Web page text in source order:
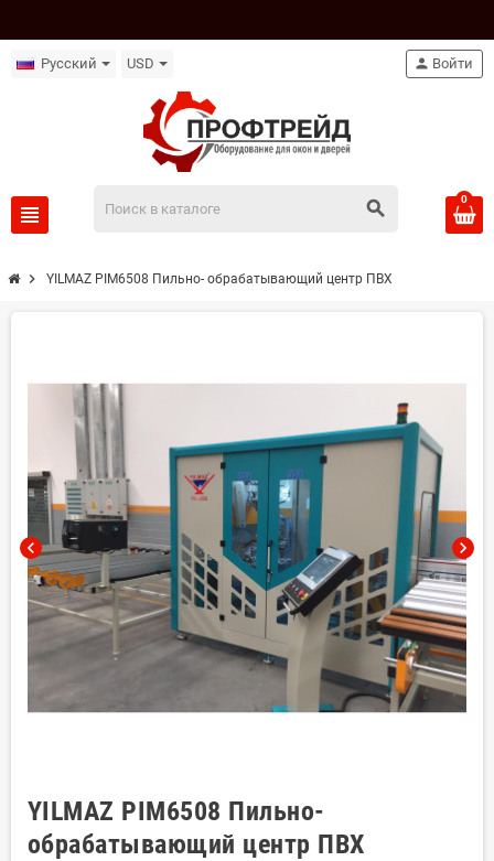
Русский USD
view_headline search
person Войти
0
chevron_right YILMAZ PIM6508 Пильно- обрабатывающий центр ПВХ
chevron_left chevron_right
YILMAZ PIM6508 Пильно-
обрабатывающий центр ПВХ